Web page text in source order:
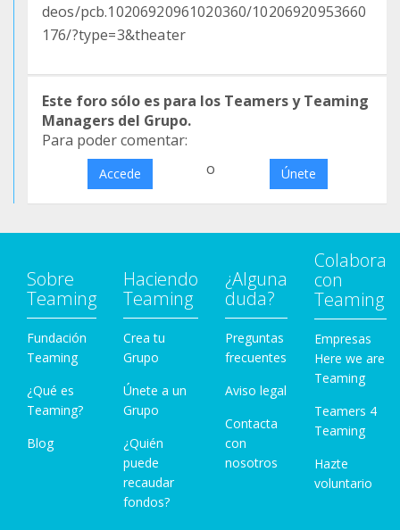
deos/pcb.10206920961020360/10206920953660
176/?type=3&theater
Este foro sólo es para los Teamers y Teaming
Managers del Grupo.
Para poder comentar:
Accede o Únete
Sobre
Teaming
Fundación
Teaming
¿Qué es
Teaming?
Blog
Haciendo
Teaming
Crea tu
Grupo
Únete a un
Grupo
¿Quién
puede
recaudar
fondos?
¿Alguna
duda?
Preguntas
frecuentes
Aviso legal
Contacta
con
nosotros
Colabora
con
Teaming
Empresas
Here we are
Teaming
Teamers 4
Teaming
Hazte
voluntario